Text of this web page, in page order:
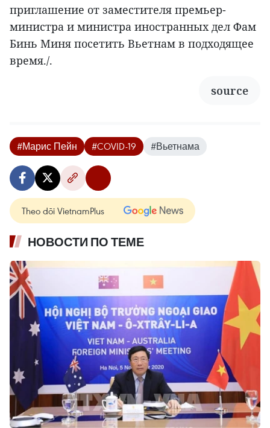
приглашение от заместителя премьер-
министра и министра иностранных дел Фам
Бинь Миня посетить Вьетнам в подходящее
время./.
source
#Марис Пейн #COVID-19 #Вьетнама
Theo dõi VietnamPlus
НОВОСТИ ПО ТЕМЕ